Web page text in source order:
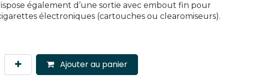
également d’une sortie avec embout fin pour
électroniques (cartouches ou clearomiseurs).
Ajouter au panier